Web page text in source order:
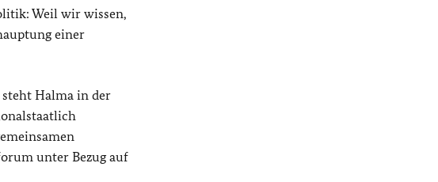
Weil wir wissen,
einer
Halma in der
unter Bezug auf